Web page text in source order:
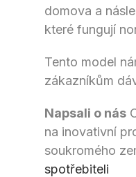
domova a
které fungují
Tento model
zákazníkům
Napsali o nás
na inovativní
soukromého
spotřebiteli